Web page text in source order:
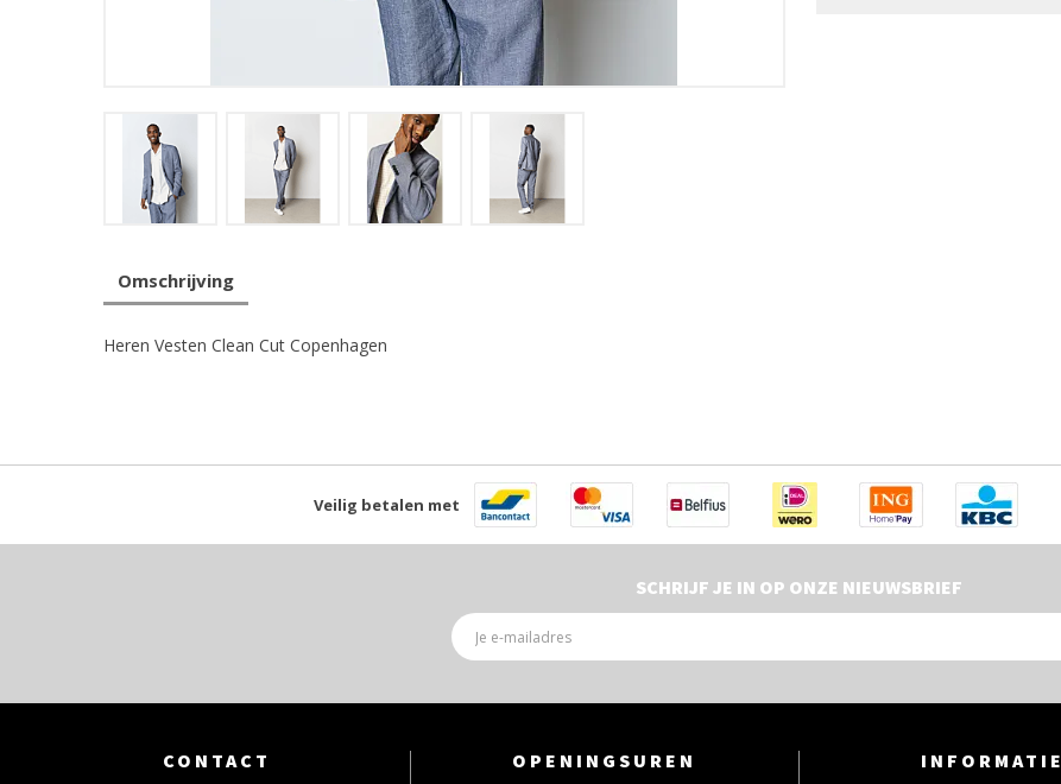
Omschrijving
Heren Vesten Clean Cut Copenhagen
Veilig betalen met
SCHRIJF JE IN OP ONZE NIEUWSBRIEF
CONTACT OPENINGSUREN INFORMATIE